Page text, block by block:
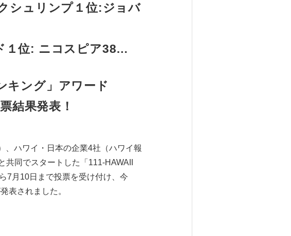
シュリンプ１位:ジョバ
１位: ニコスピア38…
キング」アワード
結果発表！
ハワイ・日本の企業4社（ハワイ報
同でスタートした「111-HAWAII
7月10日まで投票を受け付け、今
表されました。